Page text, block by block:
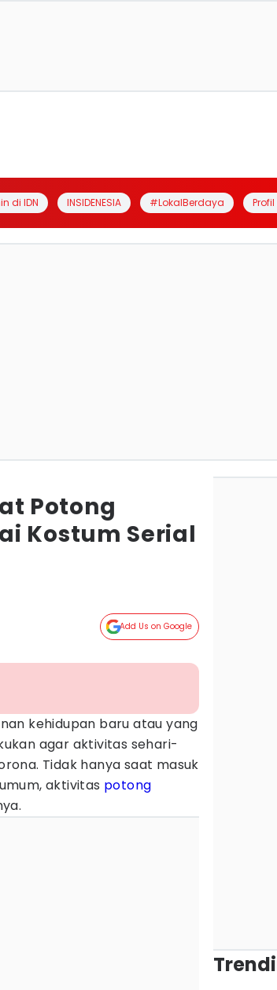
di IDN INSIDENESIA #LokalBerdaya
Potong
Kostum Serial
Add Us on Google
kehidupan baru atau yang
agar aktivitas sehari-
Tidak hanya saat masuk
aktivitas potong